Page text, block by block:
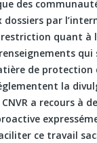
des
dossiers par
restriction quant
qui
de protection
la
a recours à
ce travail